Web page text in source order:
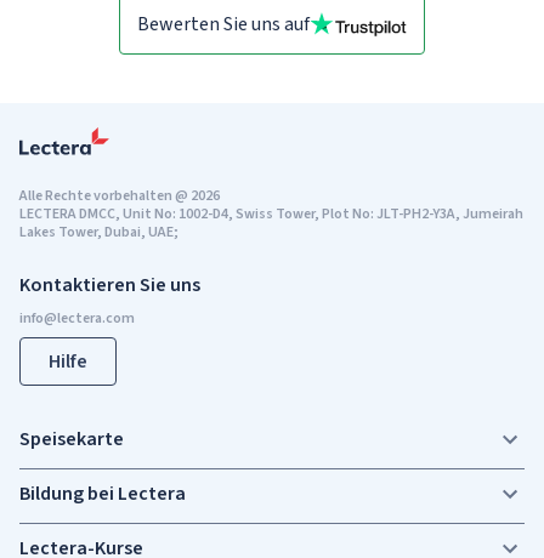
Bewerten Sie uns auf
Kontaktieren Sie uns
Hilfe
Alle Rechte vorbehalten@ 2026
LECTERA DMCC, Unit No: 1002-D4, Swiss Tower, Plot No: JLT-PH2-Y3A, Jumeirah
Lakes Tower, Dubai, UAE;
Speisekarte
Bildung bei Lectera
Lectera-Kurse